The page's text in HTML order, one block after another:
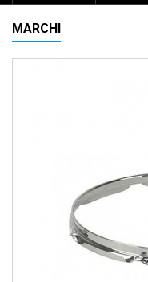
MARCHI